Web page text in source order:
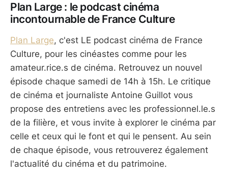
Plan Large : le podcast cinéma
incontournable de France Culture
Plan Large, c'est LE podcast cinéma de France
Culture, pour les cinéastes comme pour les
amateur.rice.s de cinéma. Retrouvez un nouvel
épisode chaque samedi de 14h à 15h. Le critique
de cinéma et journaliste Antoine Guillot vous
propose des entretiens avec les professionnel.le.s
de la filière, et vous invite à explorer le cinéma par
celle et ceux qui le font et qui le pensent. Au sein
de chaque épisode, vous retrouverez également
l'actualité du cinéma et du patrimoine.